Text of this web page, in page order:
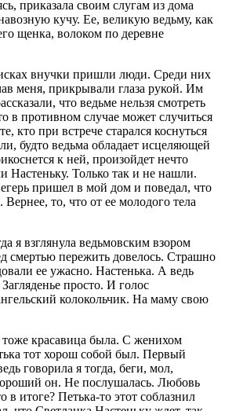
приказала своим слугам из дома
кучу. Ее, великую ведьму, как
щенка, волоком по деревне
внучки пришли люди. Среди них
меня, прикрывали глаза рукой. Им
что ведьме нельзя смотреть
в противном случае может случиться
кто при встрече старался коснуться
будто ведьма обладает исцеляющей
к ней, произойдет нечто
Настеньку. Только так и не нашли.
пришел в мой дом и поведал, что
то, что от ее молодого тела
я взглянула ведьмовским взором
смертью пережить довелось. Страшно
ее ужасно. Настенька. А ведь
просто. И голос
колокольчик. На маму свою
красавица была. С женихом
тот хорош собой был. Первый
говорила я тогда, беги, мол,
он. Не послушалась. Любовь
итоге? Петька-то этот соблазнил